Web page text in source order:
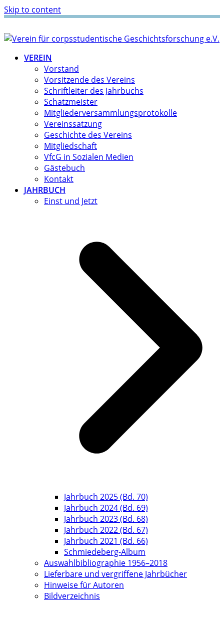
Skip to content
VEREIN
Vorstand
Vorsitzende des Vereins
Schriftleiter des Jahrbuchs
Schatzmeister
Mitgliederversammlungsprotokolle
Vereinssatzung
Geschichte des Vereins
Mitgliedschaft
VfcG in Sozialen Medien
Gästebuch
Kontakt
JAHRBUCH
Einst und Jetzt
Jahrbuch 2025 (Bd. 70)
Jahrbuch 2024 (Bd. 69)
Jahrbuch 2023 (Bd. 68)
Jahrbuch 2022 (Bd. 67)
Jahrbuch 2021 (Bd. 66)
Schmiedeberg-Album
Auswahlbibliographie 1956–2018
Lieferbare und vergriffene Jahrbücher
Hinweise für Autoren
Bildverzeichnis